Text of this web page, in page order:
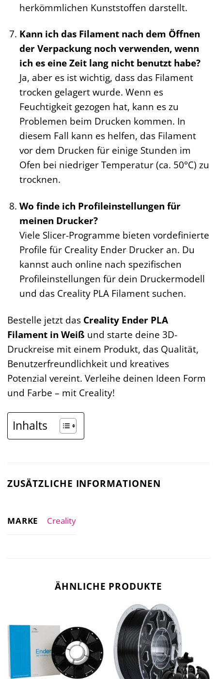
herkömmlichen Kunststoffen darstellt.
Kann ich das Filament nach dem Öffnen
der Verpackung noch verwenden, wenn
ich es eine Zeit lang nicht benutzt habe?
Ja, aber es ist wichtig, dass das Filament
trocken gelagert wurde. Wenn es
Feuchtigkeit gezogen hat, kann es zu
Problemen beim Drucken kommen. In
diesem Fall kann es helfen, das Filament
vor dem Drucken für einige Stunden im
Ofen bei niedriger Temperatur (ca. 50°C) zu
trocknen.
Wo finde ich Profileinstellungen für
meinen Drucker?
Viele Slicer-Programme bieten vordefinierte
Profile für Creality Ender Drucker an. Du
kannst auch online nach spezifischen
Profileinstellungen für dein Druckermodell
und das Creality PLA Filament suchen.
Bestelle jetzt das Creality Ender PLA
Filament in Weiß und starte deine 3D-
Druckreise mit einem Produkt, das Qualität,
Benutzerfreundlichkeit und kreatives
Potenzial vereint. Verleihe deinen Ideen Form
und Farbe – mit Creality!
Inhalts
ZUSÄTZLICHE INFORMATIONEN
MARKE Creality
ÄHNLICHE PRODUKTE